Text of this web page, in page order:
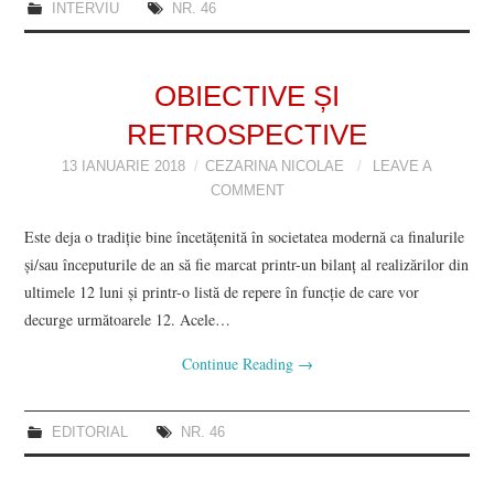
INTERVIU NR. 46
OBIECTIVE ȘI
RETROSPECTIVE
13 IANUARIE 2018 CEZARINA NICOLAE
LEAVE A
COMMENT
Este deja o tradiție bine încetățenită în societatea modernă ca finalurile
și/sau începuturile de an să fie marcat printr-un bilanț al realizărilor din
ultimele 12 luni și printr-o listă de repere în funcție de care vor
decurge următoarele 12. Acele…
Continue Reading →
EDITORIAL NR. 46